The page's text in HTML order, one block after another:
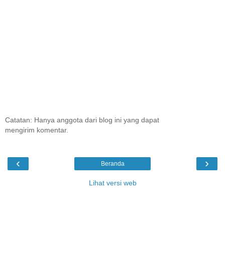
Catatan: Hanya anggota dari blog ini yang dapat
mengirim komentar.
‹ ›
Beranda
Lihat versi web